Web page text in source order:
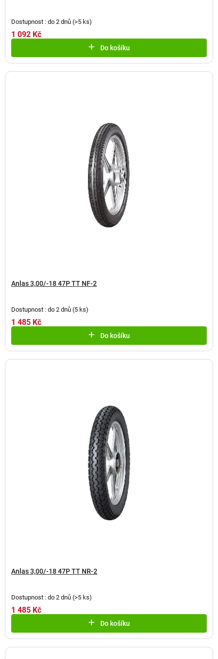
Dostupnost : do 2 dnů (>5 ks)
1 092 Kč
Do košíku
Anlas 3,00/-18 47P TT NF-2
Dostupnost : do 2 dnů (5 ks)
1 485 Kč
Do košíku
Anlas 3,00/-18 47P TT NR-2
Dostupnost : do 2 dnů (>5 ks)
1 485 Kč
Do košíku